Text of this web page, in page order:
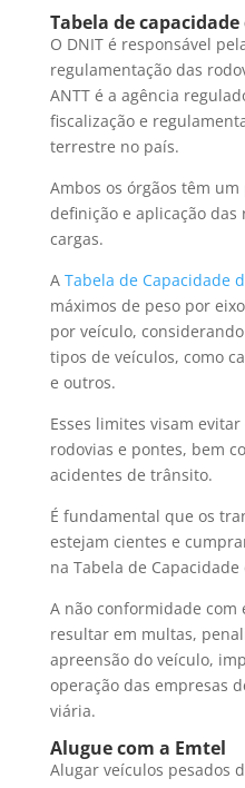
Tabela de capacidade
O DNIT é responsável
regulamentação das
ANTT é a agência
fiscalização e
terrestre no país.
Ambos os órgãos têm
definição e aplicação
cargas.
A Tabela de Capacidade
máximos de peso por
por veículo,
tipos de veículos, como
e outros.
Esses limites visam
rodovias e pontes, bem
acidentes de trânsito.
É fundamental que os
estejam cientes e
na Tabela de Capacidade
A não conformidade com
resultar em multas,
apreensão do veículo,
operação das empresas
viária.
Alugue com a Emtel
Alugar veículos pesados